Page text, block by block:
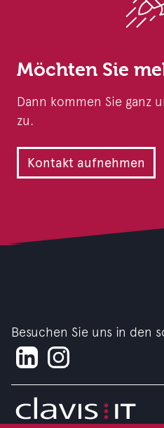
Möchten Sie
Dann kommen Sie ganz
zu.
Kontakt aufnehmen
Besuchen Sie uns in den